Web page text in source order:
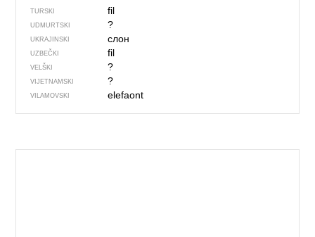
TURSKI fil
UDMURTSKI ?
UKRAJINSKI слон
UZBEČKI fil
VELŠKI ?
VIJETNAMSKI ?
VILAMOVSKI elefaont